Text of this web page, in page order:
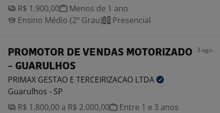
R$ 1.900,00
Menos de 1 ano
Ensino Médio (2º Grau)
Presencial
PROMOTOR DE VENDAS MOTORIZADO
- GUARULHOS
3 ago
PRIMAX GESTAO E TERCEIRIZACAO LTDA
Guarulhos - SP
R$ 1.800,00 a R$ 2.000,00
Entre 1 e 3 anos